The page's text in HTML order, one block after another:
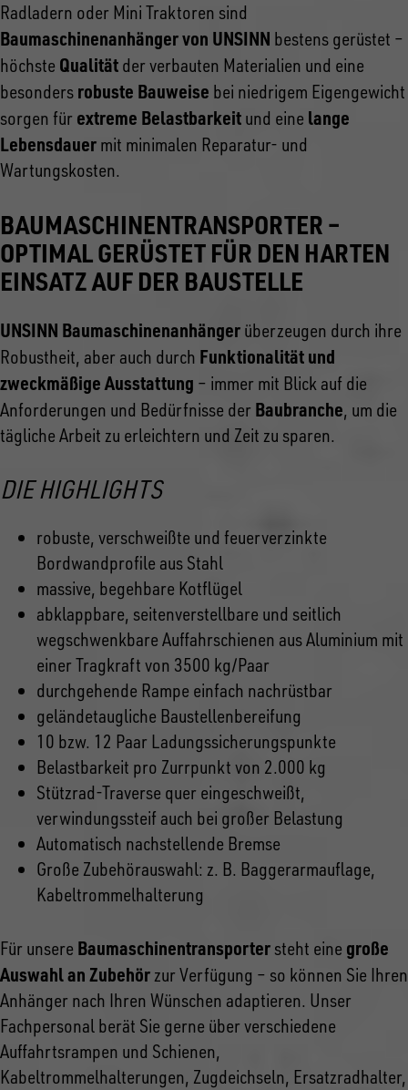
Radladern oder Mini Traktoren sind
Baumaschinenanhänger von UNSINN bestens gerüstet –
höchste Qualität der verbauten Materialien und eine
besonders robuste Bauweise bei niedrigem Eigengewicht
sorgen für extreme Belastbarkeit und eine lange
Lebensdauer mit minimalen Reparatur- und
Wartungskosten.
BAUMASCHINENTRANSPORTER –
OPTIMAL GERÜSTET FÜR DEN HARTEN
EINSATZ AUF DER BAUSTELLE
UNSINN Baumaschinenanhänger überzeugen durch ihre
Robustheit, aber auch durch Funktionalität und
zweckmäßige Ausstattung – immer mit Blick auf die
Anforderungen und Bedürfnisse der Baubranche, um die
tägliche Arbeit zu erleichtern und Zeit zu sparen.
DIE HIGHLIGHTS
robuste, verschweißte und feuerverzinkte
Bordwandprofile aus Stahl
massive, begehbare Kotflügel
abklappbare, seitenverstellbare und seitlich
wegschwenkbare Auffahrschienen aus Aluminium mit
einer Tragkraft von 3500 kg/Paar
durchgehende Rampe einfach nachrüstbar
geländetaugliche Baustellenbereifung
10 bzw. 12 Paar Ladungssicherungspunkte
Belastbarkeit pro Zurrpunkt von 2.000 kg
Stützrad-Traverse quer eingeschweißt,
verwindungssteif auch bei großer Belastung
Automatisch nachstellende Bremse
Große Zubehörauswahl: z. B. Baggerarmauflage,
Kabeltrommelhalterung
Für unsere Baumaschinentransporter steht eine große
Auswahl an Zubehörzur Verfügung – so können Sie Ihren
Anhänger nach Ihren Wünschen adaptieren. Unser
Fachpersonal berät Sie gerne über verschiedene
Auffahrtsrampen und Schienen,
Kabeltrommelhalterungen, Zugdeichseln, Ersatzradhalter,